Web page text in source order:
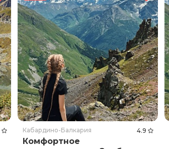
Кабардино-Балкария 4.9
Комфортное